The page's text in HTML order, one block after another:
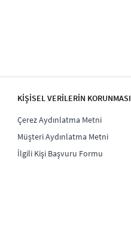
KİŞİSEL VERİLERİN KORUNMASI
Çerez Aydınlatma Metni
Müşteri Aydınlatma Metni
İlgili Kişi Başvuru Formu